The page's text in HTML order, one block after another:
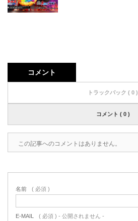
コメント
トラックバック ( 0 )
コメント ( 0 )
この記事へのコメントはありません。
名前 ( 必須 )
E-MAIL ( 必須 ) - 公開されません -